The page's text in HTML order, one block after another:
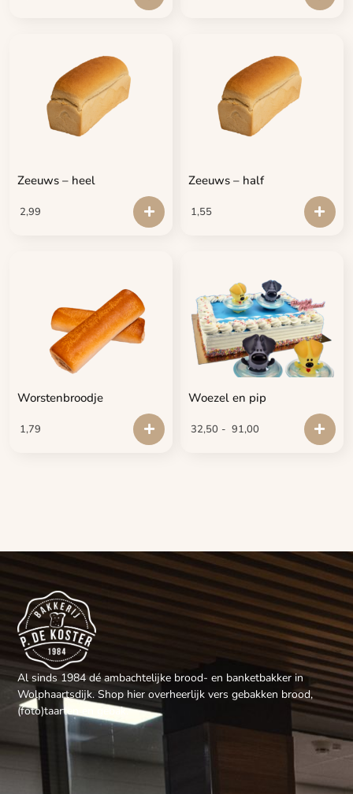
Zeeuws – heel
2,99
Zeeuws – half
1,55
Worstenbroodje
1,79
Woezel en pip
32,50 - 91,00
Al sinds 1984 dé ambachtelijke brood- en banketbakker in
Wolphaartsdijk. Shop hier overheerlijk vers gebakken brood,
(foto)taarten en gebak.